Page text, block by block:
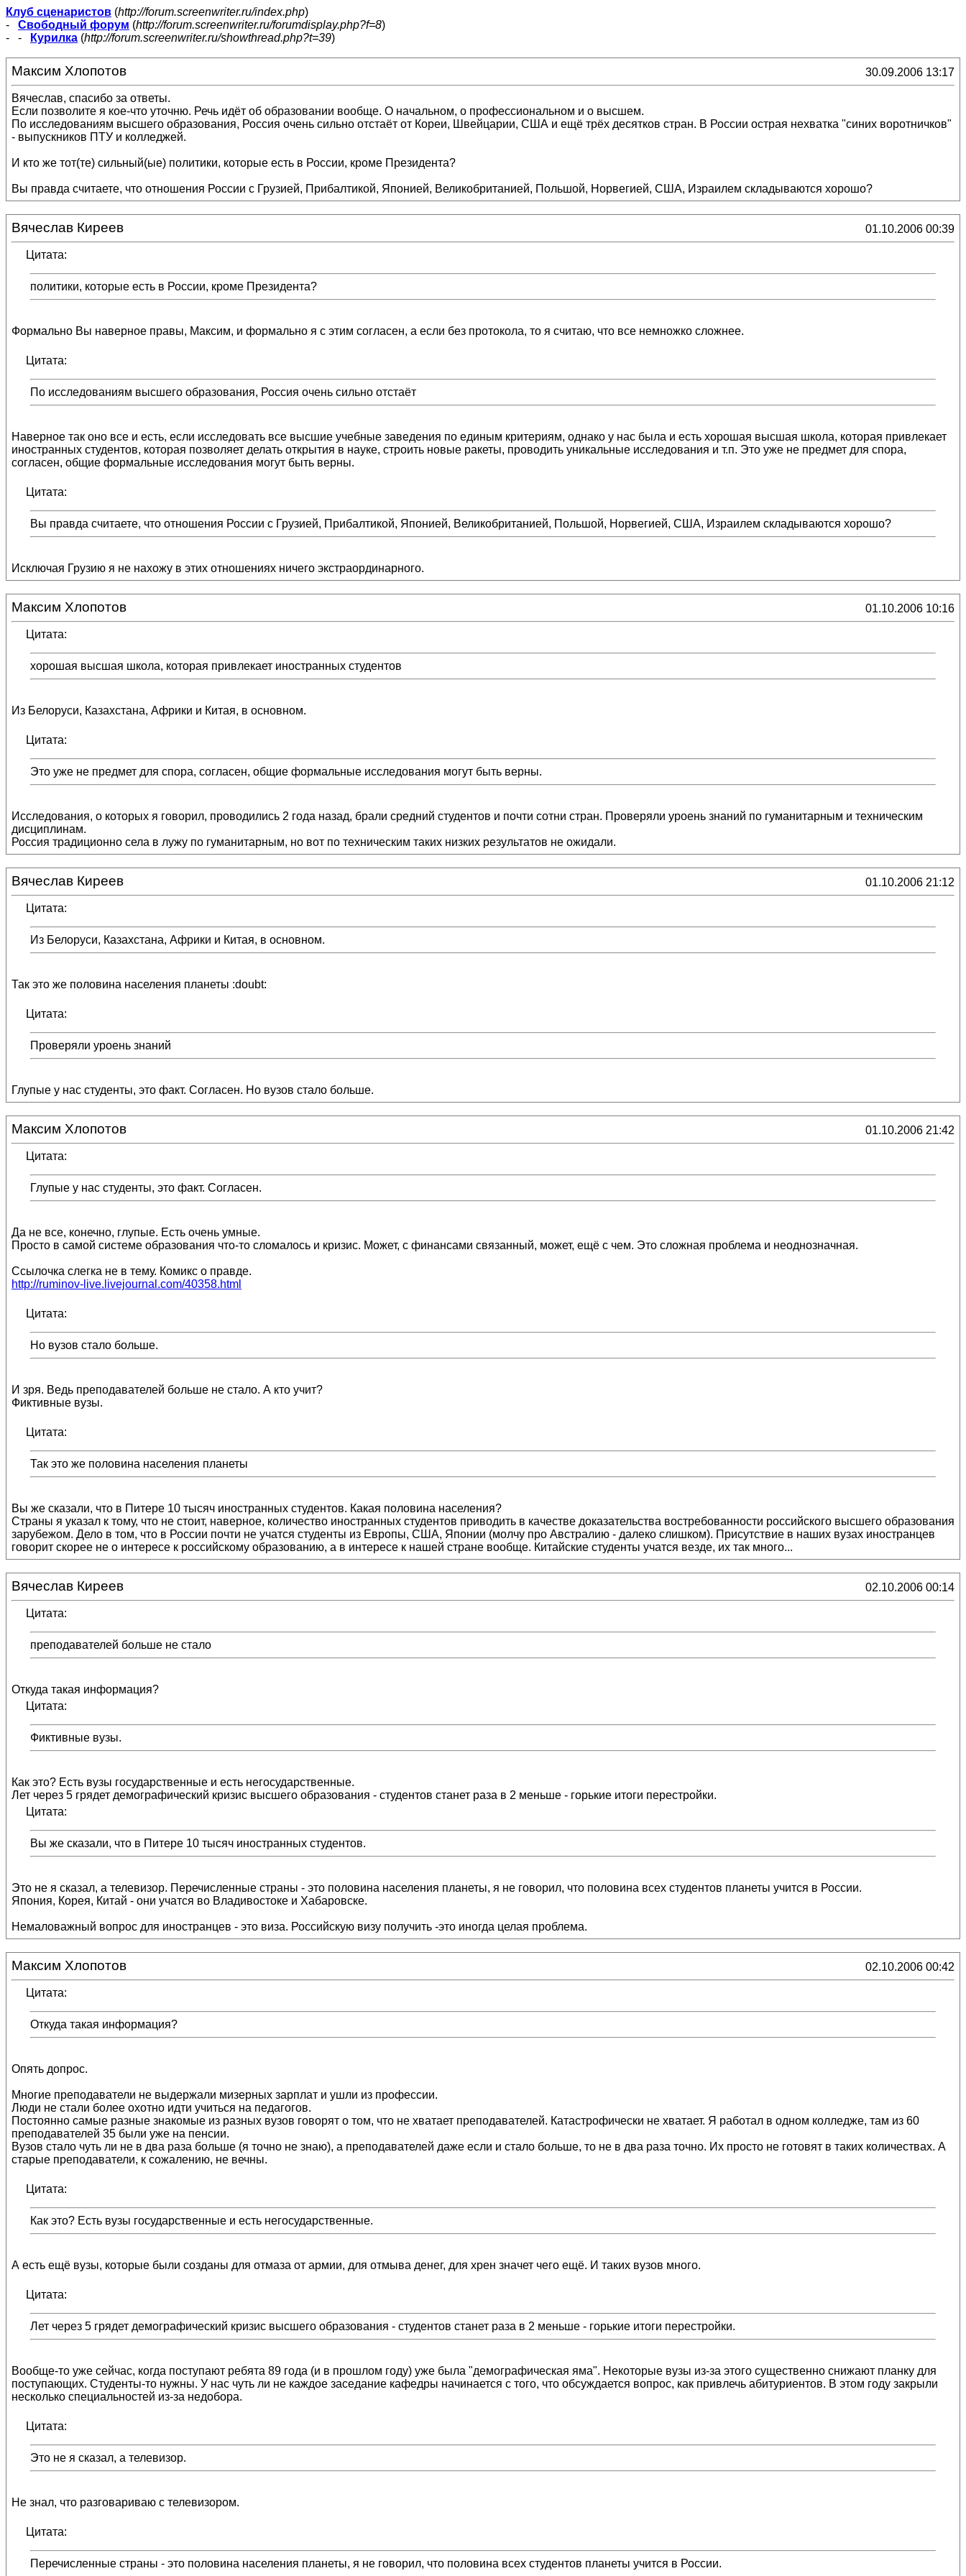
Клуб сценаристов (http://forum.screenwriter.ru/index.php)
- Свободный форум (http://forum.screenwriter.ru/forumdisplay.php?f=8)
- -
Курилка (http://forum.screenwriter.ru/showthread.php?t=39)
Максим Хлопотов 30.09.2006 13:17
Вячеслав, спасибо за ответы.
Если позволите я кое-что уточню. Речь идёт об образовании вообще. О начальном, о профессиональном и о высшем.
По исследованиям высшего образования, Россия очень сильно отстаёт от Кореи, Швейцарии, США и ещё трёх десятков стран. В России острая нехватка "синих воротничков"
- выпускников ПТУ и колледжей.
И кто же тот(те) сильный(ые) политики, которые есть в России, кроме Президента?
Вы правда считаете, что отношения России с Грузией, Прибалтикой, Японией, Великобританией, Польшой, Норвегией, США, Израилем складываются хорошо?
Вячеслав Киреев 01.10.2006 00:39
Цитата:
политики, которые есть в России, кроме Президента?
Формально Вы наверное правы, Максим, и формально я с этим согласен, а если без протокола, то я считаю, что все немножко сложнее.
Цитата:
По исследованиям высшего образования, Россия очень сильно отстаёт
Наверное так оно все и есть, если исследовать все высшие учебные заведения по единым критериям, однако у нас была и есть хорошая высшая школа, которая привлекает
иностранных студентов, которая позволяет делать открытия в науке, строить новые ракеты, проводить уникальные исследования и т.п. Это уже не предмет для спора,
согласен, общие формальные исследования могут быть верны.
Цитата:
Вы правда считаете, что отношения России с Грузией, Прибалтикой, Японией, Великобританией, Польшой, Норвегией, США, Израилем складываются хорошо?
Исключая Грузию я не нахожу в этих отношениях ничего экстраординарного.
Максим Хлопотов 01.10.2006 10:16
Цитата:
хорошая высшая школа, которая привлекает иностранных студентов
Из Белоруси, Казахстана, Африки и Китая, в основном.
Цитата:
Это уже не предмет для спора, согласен, общие формальные исследования могут быть верны.
Исследования, о которых я говорил, проводились 2 года назад, брали средний студентов и почти сотни стран. Проверяли уроень знаний по гуманитарным и техническим
дисциплинам.
Россия традиционно села в лужу по гуманитарным, но вот по техническим таких низких результатов не ожидали.
Вячеслав Киреев 01.10.2006 21:12
Цитата:
Из Белоруси, Казахстана, Африки и Китая, в основном.
Так это же половина населения планеты :doubt:
Цитата:
Проверяли уроень знаний
Глупые у нас студенты, это факт. Согласен. Но вузов стало больше.
Максим Хлопотов 01.10.2006 21:42
Цитата:
Глупые у нас студенты, это факт. Согласен.
Да не все, конечно, глупые. Есть очень умные.
Просто в самой системе образования что-то сломалось и кризис. Может, с финансами связанный, может, ещё с чем. Это сложная проблема и неоднозначная.
Ссылочка слегка не в тему. Комикс о правде.
http://ruminov-live.livejournal.com/40358.html
Цитата:
Но вузов стало больше.
И зря. Ведь преподавателей больше не стало. А кто учит?
Фиктивные вузы.
Цитата:
Так это же половина населения планеты
Вы же сказали, что в Питере 10 тысяч иностранных студентов. Какая половина населения?
Страны я указал к тому, что не стоит, наверное, количество иностранных студентов приводить в качестве доказательства востребованности российского высшего образования
зарубежом. Дело в том, что в России почти не учатся студенты из Европы, США, Японии (молчу про Австралию - далеко слишком). Присутствие в наших вузах иностранцев
говорит скорее не о интересе к российскому образованию, а в интересе к нашей стране вообще. Китайские студенты учатся везде, их так много...
Вячеслав Киреев 02.10.2006 00:14
Цитата:
преподавателей больше не стало
Откуда такая информация?
Цитата:
Фиктивные вузы.
Как это? Есть вузы государственные и есть негосударственные.
Лет через 5 грядет демографический кризис высшего образования - студентов станет раза в 2 меньше - горькие итоги перестройки.
Цитата:
Вы же сказали, что в Питере 10 тысяч иностранных студентов.
Это не я сказал, а телевизор. Перечисленные страны - это половина населения планеты, я не говорил, что половина всех студентов планеты учится в России.
Япония, Корея, Китай - они учатся во Владивостоке и Хабаровске.
Немаловажный вопрос для иностранцев - это виза. Российскую визу получить -это иногда целая проблема.
Максим Хлопотов 02.10.2006 00:42
Цитата:
Откуда такая информация?
Опять допрос.
Многие преподаватели не выдержали мизерных зарплат и ушли из профессии.
Люди не стали более охотно идти учиться на педагогов.
Постоянно самые разные знакомые из разных вузов говорят о том, что не хватает преподавателей. Катастрофически не хватает. Я работал в одном колледже, там из 60
преподавателей 35 были уже на пенсии.
Вузов стало чуть ли не в два раза больше (я точно не знаю), а преподавателей даже если и стало больше, то не в два раза точно. Их просто не готовят в таких количествах. А
старые преподаватели, к сожалению, не вечны.
Цитата:
Как это? Есть вузы государственные и есть негосударственные.
А есть ещё вузы, которые были созданы для отмаза от армии, для отмыва денег, для хрен значет чего ещё. И таких вузов много.
Цитата:
Лет через 5 грядет демографический кризис высшего образования - студентов станет раза в 2 меньше - горькие итоги перестройки.
Вообще-то уже сейчас, когда поступают ребята 89 года (и в прошлом году) уже была "демографическая яма". Некоторые вузы из-за этого существенно снижают планку для
поступающих. Студенты-то нужны. У нас чуть ли не каждое заседание кафедры начинается с того, что обсуждается вопрос, как привлечь абитуриентов. В этом году закрыли
несколько специальностей из-за недобора.
Цитата:
Это не я сказал, а телевизор.
Не знал, что разговариваю с телевизором.
Цитата:
Перечисленные страны - это половина населения планеты, я не говорил, что половина всех студентов планеты учится в России.